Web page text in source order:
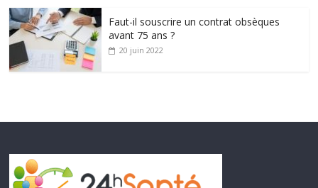
Faut-il souscrire un contrat obsèques
avant 75 ans ?
20 juin 2022